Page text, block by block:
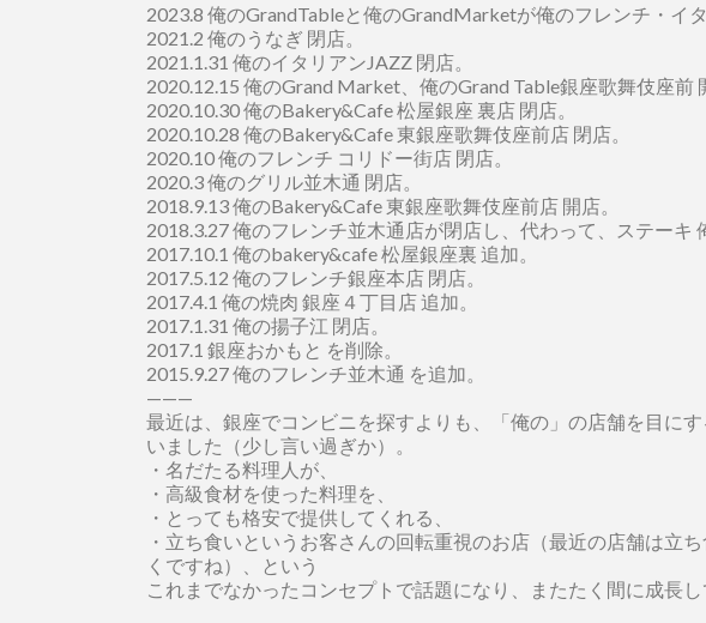
2023.8 俺のGrandTableと俺のGrandMarketが俺のフレンチ・イ
2021.2 俺のうなぎ 閉店。
2021.1.31 俺のイタリアンJAZZ 閉店。
2020.12.15 俺のGrand Market、俺のGrand Table銀座歌舞伎座前
2020.10.30 俺のBakery&Cafe 松屋銀座 裏店 閉店。
2020.10.28 俺のBakery&Cafe 東銀座歌舞伎座前店 閉店。
2020.10 俺のフレンチ コリドー街店 閉店。
2020.3 俺のグリル並木通 閉店。
2018.9.13 俺のBakery&Cafe 東銀座歌舞伎座前店 開店。
2018.3.27 俺のフレンチ並木通店が閉店し、代わって、ステーキ
2017.10.1 俺のbakery&cafe 松屋銀座裏 追加。
2017.5.12 俺のフレンチ銀座本店 閉店。
2017.4.1 俺の焼肉 銀座４丁目店 追加。
2017.1.31 俺の揚子江 閉店。
2017.1 銀座おかもと を削除。
2015.9.27 俺のフレンチ並木通 を追加。
———
最近は、銀座でコンビニを探すよりも、「俺の」の店舗を目に
いました（少し言い過ぎか）。
・名だたる料理人が、
・高級食材を使った料理を、
・とっても格安で提供してくれる、
・立ち食いというお客さんの回転重視のお店（最近の店舗は立
くですね）、という
これまでなかったコンセプトで話題になり、またたく間に成長し